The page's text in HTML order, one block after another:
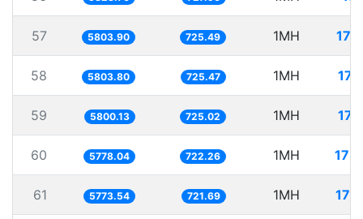
57 5803.90 725.49 1MH
58 5803.80 725.47 1MH
59 5800.13 725.02 1MH
60 5778.04 722.26 1MH
61 5773.54 721.69 1MH